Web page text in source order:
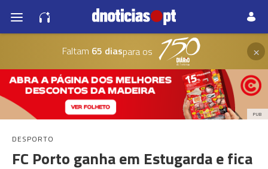
Faltam 65 diaspara os ×
PUB
DESPORTO
FC Porto ganha em Estugarda e fica